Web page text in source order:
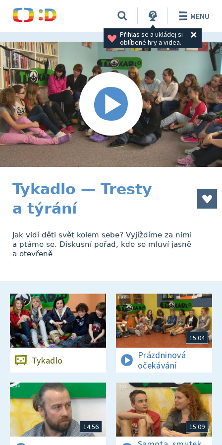
Přihlas se a ukládej si
oblíbené hry a videa.
MENU
Tykadlo — Tresty
a týrání
Jak vidí děti svět kolem sebe? Vyjíždíme za nimi
a ptáme se. Diskusní pořad, kde se mluví jasně
a otevřeně
Tykadlo
15:04
Prázdninová
očekávání
14:56 15:09